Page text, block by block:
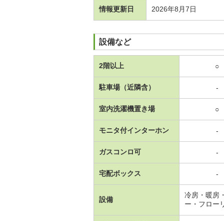
情報更新日 2026年8月7日
設備など
2階以上 ○
駐車場（近隣含） -
室内洗濯機置き場 ○
モニタ付インターホン -
ガスコンロ可 -
宅配ボックス -
設備
冷房・暖房
ー・フロー